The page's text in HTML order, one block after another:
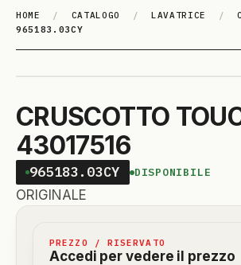
HOME / CATALOGO / LAVATRICE /
965183.03CY
CRUSCOTTO
43017516
965183.03CY DISPONIBILE
ORIGINALE
PREZZO / RISERVATO
Accedi per vedere il prezzo